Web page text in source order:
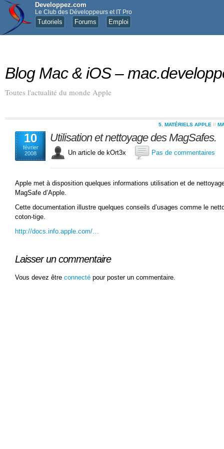
Developpez.com
Le Club des Développeurs et IT Pro
Tutoriels Forums Emploi
Blog Mac & iOS –
Toutes l'actualité du monde Apple
10
février
2008
5. MATÉRIELS APPLE //
Utilisation et nettoyage des MagSafes.
Un article de kOrt3x Pas de commentaires
Apple met à disposition quelques informations utilisation et de
MagSafe d’Apple.
Cette documentation illustre quelques conseils d’usages comme le
coton-tige.
http://docs.info.apple.com/…
Laisser un commentaire
Vous devez être connecté pour poster un commentaire.